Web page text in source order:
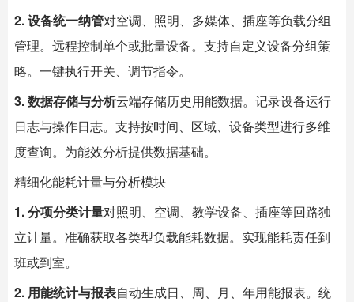
2. 设备统一纳管对空调、照明、多媒体、插座等负载分组
管理。远程控制单个或批量设备。支持自定义设备分组策
略。一键执行开关、调节指令。
3. 数据存储与分析云端存储历史用能数据。记录设备运行
日志与操作日志。支持按时间、区域、设备类型进行多维
度查询。为能效分析提供数据基础。
精细化能耗计量与分析模块
1. 分项分类计量对照明、空调、教学设备、插座等回路独
立计量。准确获取各类型负载能耗数据。实现能耗责任到
班或到室。
2. 用能统计与报表自动生成日、周、月、年用能报表。统